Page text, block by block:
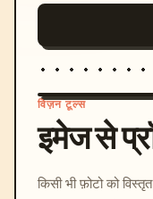
विज़न टूल्स
इमेज से
किसी भी फ़ोटो को